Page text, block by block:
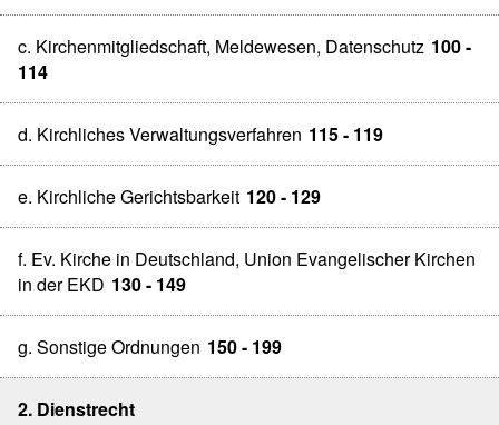
c. Kirchenmitgliedschaft, Meldewesen, Datenschutz 100 -
114
d. Kirchliches Verwaltungsverfahren 115 - 119
e. Kirchliche Gerichtsbarkeit 120 - 129
f. Ev. Kirche in Deutschland, Union Evangelischer Kirchen
in der EKD 130 - 149
g. Sonstige Ordnungen 150 - 199
2. Dienstrecht